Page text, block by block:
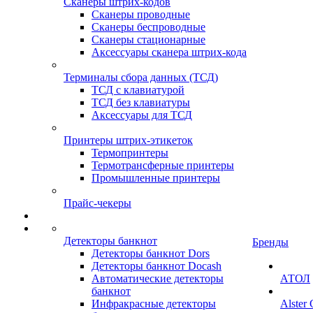
Сканеры проводные
Сканеры беспроводные
Сканеры стационарные
Аксессуары сканера штрих-кода
Терминалы сбора данных (ТСД)
ТСД с клавиатурой
ТСД без клавиатуры
Аксессуары для ТСД
Принтеры штрих-этикеток
Термопринтеры
Термотрансферные принтеры
Промышленные принтеры
Прайс-чекеры
Детекторы банкнот
Детекторы банкнот Dors
Детекторы банкнот Docash
Автоматические детекторы
банкнот
Инфракрасные детекторы
Бренды
АТОЛ
Alster